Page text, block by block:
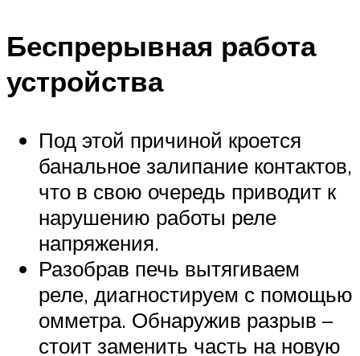
Беспрерывная работа
устройства
Под этой причиной кроется
банальное залипание контактов,
что в свою очередь приводит к
нарушению работы реле
напряжения.
Разобрав печь вытягиваем
реле, диагностируем с помощью
омметра. Обнаружив разрыв –
стоит заменить часть на новую